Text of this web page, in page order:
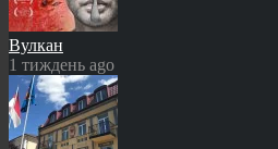
Вулкан
1 тиждень ago